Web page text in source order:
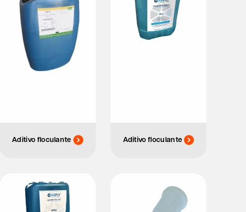
Aditivo floculante Aditivo floculante